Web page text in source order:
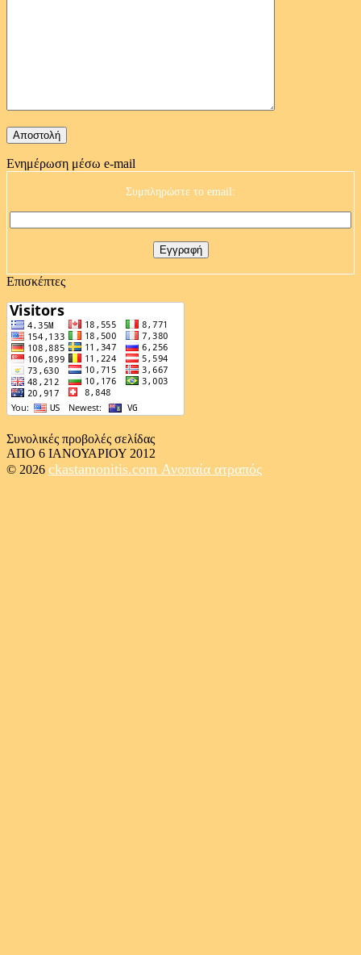
Ενημέρωση μέσω e-mail
Συμπληρώστε το email:
Επισκέπτες
Συνολικές προβολές σελίδας
ΑΠΟ 6 ΙΑΝΟΥΑΡΙΟΥ 2012
© 2026 ckastamonitis.com Ανοπαία ατραπός